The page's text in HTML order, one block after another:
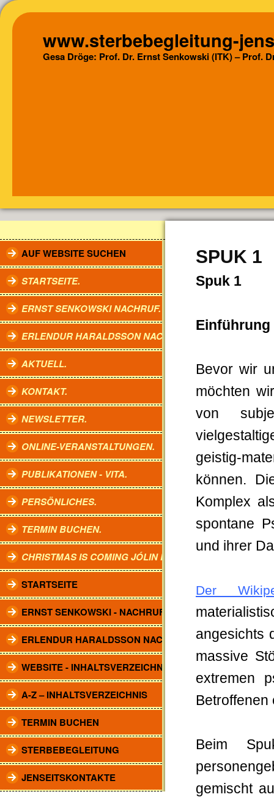
www.sterbebegleitung-
Gesa Dröge: Prof. Dr. Ernst Senkowski (ITK) – Prof.
AUF WEBSITE SUCHEN
STARTSEITE.
ERNST SENKOWSKI NACHRUF.
ERLENDUR HARALDSSON NACHRUF.
AKTUELL.
KONTAKT.
NEWSLETTER.
ONLINE-VERANSTALTUNGEN.
PUBLIKATIONEN - VITA.
PERSÖNLICHES.
TERMIN BUCHEN.
CHRISTMAS IS COMING JÓLIN KOMA.
STARTSEITE
ERNST SENKOWSKI - NACHRUF
ERLENDUR HARALDSSON NACHRUF
WEBSITE - INHALTSVERZEICHNIS
A-Z – INHALTSVERZEICHNIS
TERMIN BUCHEN
STERBEBEGLEITUNG
JENSEITSKONTAKTE
SPUK 1
Spuk 1
Einführung
Bevor wir
möchten
von
geistig-
können.
Komplex
spontane
und ihrer
Der
angesichts
massive
extremen
Betroffenen
Beim
gemischt